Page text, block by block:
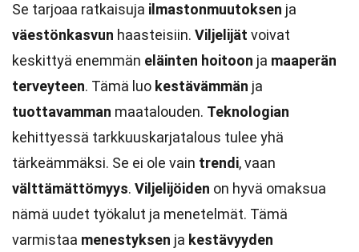
Se tarjoaa ratkaisuja ilmastonmuutoksen ja
väestönkasvun haasteisiin. Viljelijät voivat
keskittyä enemmän eläinten hoitoon ja maaperän
terveyteen. Tämä luo kestävämmän ja
tuottavamman maatalouden. Teknologian
kehittyessä tarkkuuskarjatalous tulee yhä
tärkeämmäksi. Se ei ole vain trendi, vaan
välttämättömyys. Viljelijöiden on hyvä omaksua
nämä uudet työkalut ja menetelmät. Tämä
varmistaa menestyksen ja kestävyyden